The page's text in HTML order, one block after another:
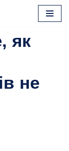
як
не